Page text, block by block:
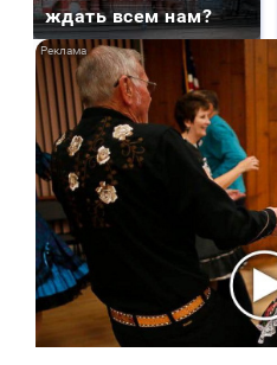
ждать всем нам?